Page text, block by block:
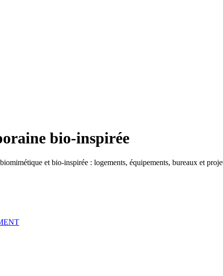
bio-inspirée
et bio-inspirée : logements, équipements, bureaux et